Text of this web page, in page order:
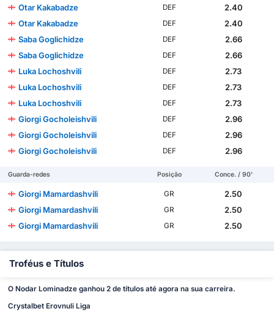
Otar Kakabadze
DEF
2.40
Otar Kakabadze
DEF
2.40
Saba Goglichidze
DEF
2.66
Saba Goglichidze
DEF
2.66
Luka Lochoshvili
DEF
2.73
Luka Lochoshvili
DEF
2.73
Luka Lochoshvili
DEF
2.73
Giorgi Gocholeishvili
DEF
2.96
Giorgi Gocholeishvili
DEF
2.96
Giorgi Gocholeishvili
DEF 2.96
Guarda-redes Posição Conce. / 90'
Giorgi Mamardashvili GR
2.50
Giorgi Mamardashvili
GR
2.50
Giorgi Mamardashvili
GR 2.50
Troféus e Títulos
O Nodar Lominadze ganhou 2 de títulos até agora na sua carreira.
Crystalbet Erovnuli Liga